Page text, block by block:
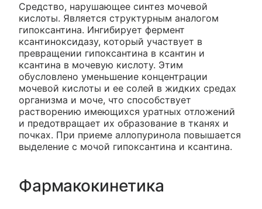
Средство, нарушающее синтез мочевой
кислоты. Является структурным аналогом
гипоксантина. Ингибирует фермент
ксантиноксидазу, который участвует в
превращении гипоксантина в ксантин и
ксантина в мочевую кислоту. Этим
обусловлено уменьшение концентрации
мочевой кислоты и ее солей в жидких средах
организма и моче, что способствует
растворению имеющихся уратных отложений
и предотвращает их образование в тканях и
почках. При приеме аллопуринола повышается
выделение с мочой гипоксантина и ксантина.
Фармакокинетика